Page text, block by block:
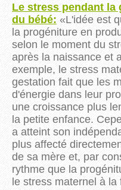
Le stress pendant la
du bébé: «L'idée est
la progéniture en
selon le moment du
après la naissance et
exemple, le stress
gestation fait que les
d'énergie dans leur
une croissance plus
la petite enfance.
a atteint son
plus affecté
de sa mère et, par
rythme que la
le stress maternel à